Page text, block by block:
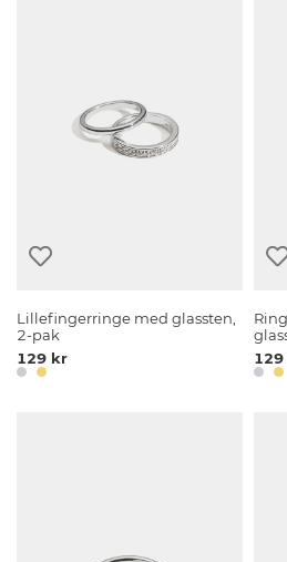
Lillefingerringe med glassten,
2-pak
129 kr